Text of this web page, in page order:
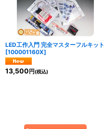
並び順:
LED工作入門 完全マスターフルキット
[100001160X]
13,500円(税込)